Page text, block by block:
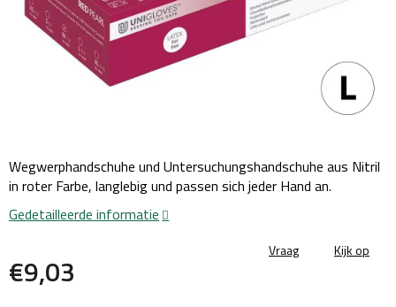
€9,03
Wegwerphandschuhe und Untersuchungshandschuhe aus Nitril
in roter Farbe, langlebig und passen sich jeder Hand an.
Gedetailleerde informatie
Vraag Kijk op